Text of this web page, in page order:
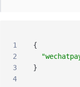
1
{
2
3
}
4